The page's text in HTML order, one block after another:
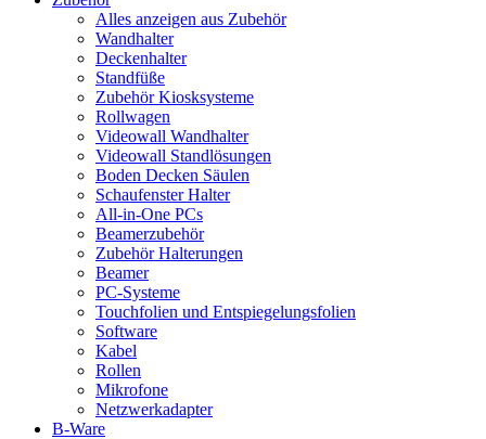
Alles anzeigen aus Zubehör
Wandhalter
Deckenhalter
Standfüße
Zubehör Kiosksysteme
Rollwagen
Videowall Wandhalter
Videowall Standlösungen
Boden Decken Säulen
Schaufenster Halter
All-in-One PCs
Beamerzubehör
Zubehör Halterungen
Beamer
PC-Systeme
Touchfolien und Entspiegelungsfolien
Software
Kabel
Rollen
Mikrofone
Netzwerkadapter
B-Ware